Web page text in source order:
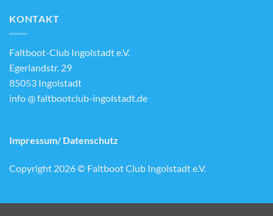
KONTAKT
Faltboot-Club Ingolstadt e.V.
Egerlandstr. 29
85053 Ingolstadt
info @ faltbootclub-ingolstadt.de
Impressum/ Datenschutz
Copyright 2026 © Faltboot Club Ingolstadt e.V.